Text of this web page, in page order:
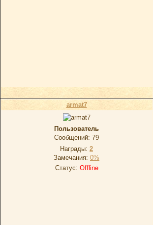
armat7
Пользователь
Сообщений: 79
Награды: 2
Замечания: 0%
Статус: Offline